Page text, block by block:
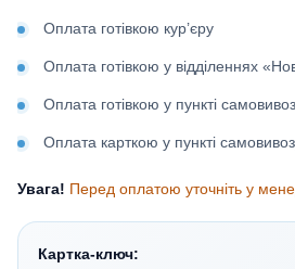
Оплата готівкою кур’єру
Оплата готівкою у відділеннях
Оплата готівкою у пункті
Оплата карткою у пункті
Увага! Перед оплатою уточніть у
Картка-ключ: